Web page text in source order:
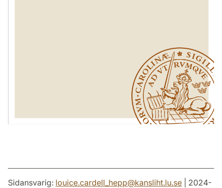
Sidansvarig: louice.cardell_hepp@kansliht.lu.se | 2024-